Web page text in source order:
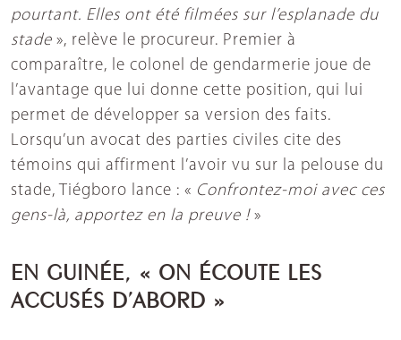
pourtant. Elles ont été filmées sur l’esplanade du
stade », relève le procureur. Premier à
comparaître, le colonel de gendarmerie joue de
l’avantage que lui donne cette position, qui lui
permet de développer sa version des faits.
Lorsqu’un avocat des parties civiles cite des
témoins qui affirment l’avoir vu sur la pelouse du
stade, Tiégboro lance : « Confrontez-moi avec ces
gens-là, apportez en la preuve !»
EN GUINÉE, « ON ÉCOUTE LES
ACCUSÉS D’ABO RD »